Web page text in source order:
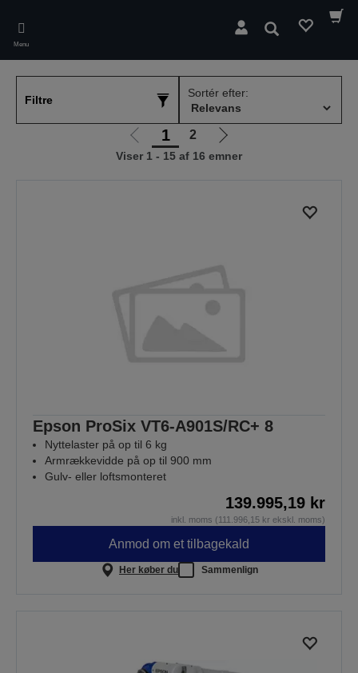
main
content
Menu
Søg
Filtre
Sortér efter:
Gå
til
1 2
Gå
til
Viser 1 - 15 af 16 emner
Epson ProSix VT6-A901S/RC+ 8
Nyttelaster på op til 6 kg
Armrækkevidde på op til 900 mm
Gulv- eller loftsmonteret
139.995,19 kr
inkl. moms (111.996,15 kr ekskl. moms)
Anmod om et tilbagekald
Her køber du Sammenlign